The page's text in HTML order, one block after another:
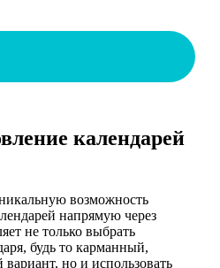
календарей
возможность
напрямую через
не только выбрать
будь то карманный,
но и использовать